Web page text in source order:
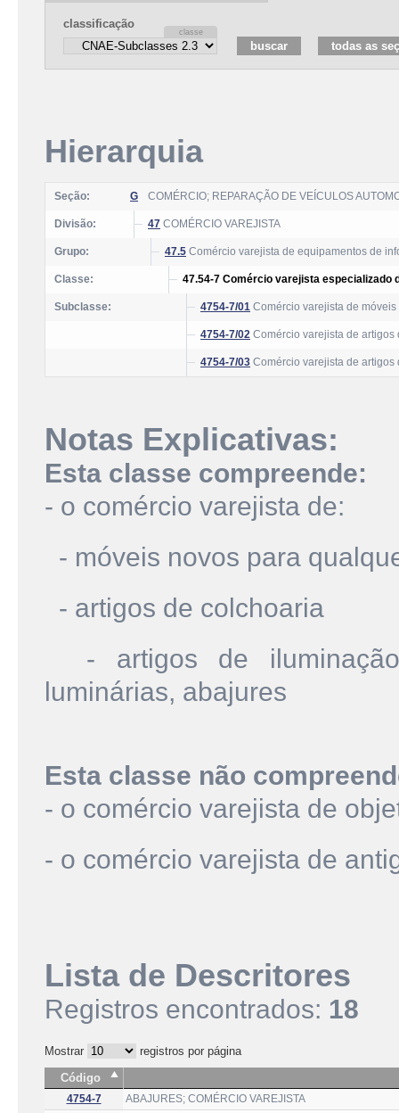
classificação
Hierarquia
Seção: G COMÉRCIO; REPARAÇÃO DE VEÍCULOS
Divisão: 47 COMÉRCIO VAREJISTA
Grupo: 47.5 Comércio varejista de equipamentos de
Classe: 47.54-7 Comércio varejista especializado
Subclasse: 4754-7/01 Comércio varejista de móveis
4754-7/02 Comércio varejista de artigos
4754-7/03 Comércio varejista de artigos
Notas Explicativas:
Esta classe compreende:
- o comércio varejista de:
- móveis novos para
- artigos de colchoaria
- artigos de iluminação
luminárias, abajures
Esta classe não
- o comércio varejista de
- o comércio varejista de
Lista de Descritores
Registros encontrados: 18
Mostrar
registros por página
Código
4754-7
ABAJURES; COMÉRCIO VAREJISTA